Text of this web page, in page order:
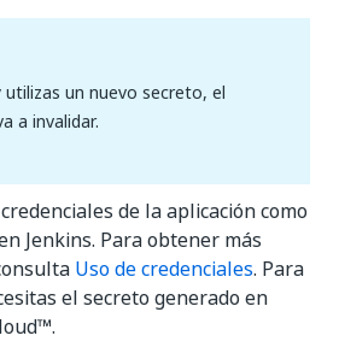
utilizas un nuevo secreto, el
a invalidar.
de la aplicación como
Jenkins. Para obtener más
Uso de credenciales. Para
el secreto generado en